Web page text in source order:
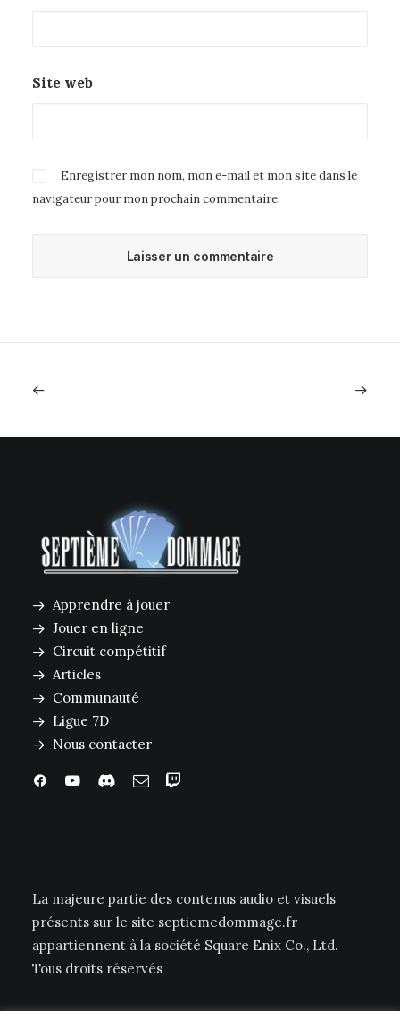
Site web
Enregistrer mon nom, mon e-mail et mon site dans le
navigateur pour mon prochain commentaire.
Apprendre à jouer
Jouer en ligne
Circuit compétitif
Articles
Communauté
Ligue 7D
Nous contacter
La majeure partie des contenus audio et visuels
présents sur le site septiemedommage.fr
appartiennent à la société Square Enix Co., Ltd.
Tous droits réservés